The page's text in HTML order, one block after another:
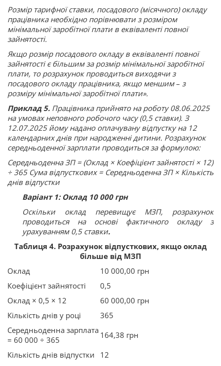
Розмір тарифної ставки, посадового (місячного) окладу
працівника необхідно порівнювати з розміром
мінімальної заробітної плати в еквіваленті повної
зайнятості.
Якщо розмір посадового окладу в еквіваленті повної
зайнятості є більшим за розмір мінімальної заробітної
плати, то розрахунок проводиться виходячи з
посадового окладу працівника, якщо меншим– з
розміру мінімальної заробітної плати».
Приклад 5. Працівника прийнято на роботу 08.06.2025
на умовах неповного робочого часу (0,5 ставки). З
12.07.2025 йому надано оплачувану відпустку на 12
календарних днів при народженні дитини. Розрахунок
середньоденної зарплати проводиться за формулою:
Середньоденна ЗП = (Оклад × Коефіцієнт зайнятості × 12)
÷ 365 Сума відпусткових = Середньоденна ЗП × Кількість
днів відпустки
Варіант 1: Оклад 10 000 грн
Оскільки оклад перевищує МЗП, розрахунок
проводиться на основі фактичного окладу з
урахуванням 0,5 ставки.
Таблиця 4. Розрахунок відпусткових, якщо оклад
більше від МЗП
Оклад
10 000,00 грн
Коефіцієнт зайнятості
0,5
Оклад × 0,5 × 12
60 000,00 грн
Кількість днів у році
365
Середньоденна зарплата
= 60 000 ÷ 365
164,38 грн
Кількість днів відпустки
12